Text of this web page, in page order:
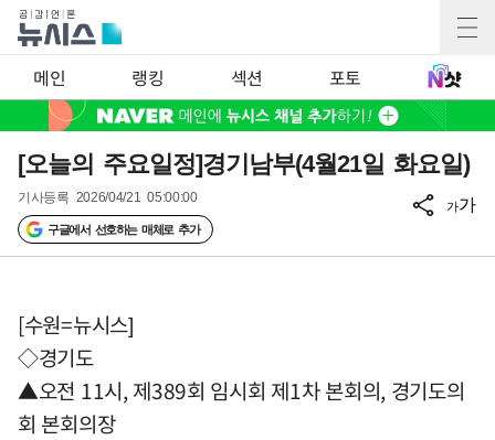
메인 랭킹 섹션 포토
[오늘의 주요일정]경기남부(4월21일 화요일)
기사등록 2026/04/21 05:00:00
구글에서 선호하는 매체로 추가
가가
[수원=뉴시스]
◇경기도
▲오전 11시, 제389회 임시회 제1차 본회의, 경기도의
회 본회의장